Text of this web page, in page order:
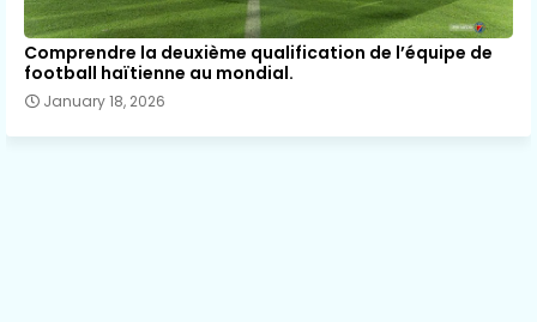
Comprendre la deuxième qualification de l’équipe de
football haïtienne au mondial.
January 18, 2026